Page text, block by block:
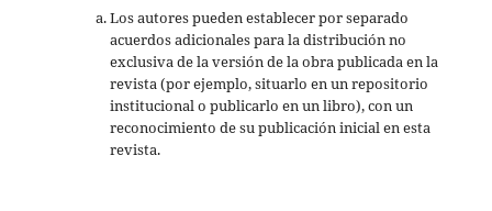
Los autores pueden establecer por separado
acuerdos adicionales para la distribución no
exclusiva de la versión de la obra publicada en la
revista (por ejemplo, situarlo en un repositorio
institucional o publicarlo en un libro), con un
reconocimiento de su publicación inicial en esta
revista.